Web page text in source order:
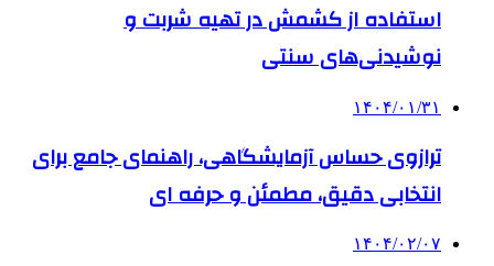
استفاده از کشمش در تهیه شربت و
نوشیدنی‌های سنتی
۱۴۰۴/۰۱/۳۱
ترازوی حساس آزمایشگاهی، راهنمای جامع برای
انتخابی دقیق، مطمئن و حرفه ای
۱۴۰۴/۰۲/۰۷